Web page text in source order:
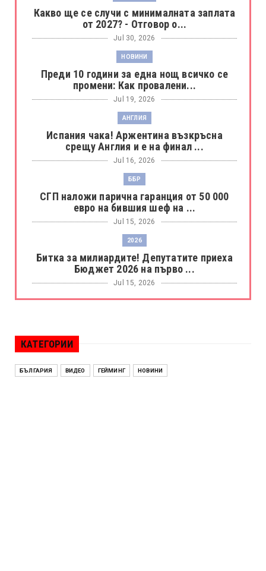
Какво ще се случи с минималната заплата
от 2027? - Отговор о...
Jul 30, 2026
НОВИНИ
Преди 10 години за една нощ всичко се
промени: Как провалени...
Jul 19, 2026
АНГЛИЯ
Испания чака! Аржентина възкръсна
срещу Англия и е на финал ...
Jul 16, 2026
ББР
СГП наложи парична гаранция от 50 000
евро на бившия шеф на ...
Jul 15, 2026
2026
Битка за милиардите! Депутатите приеха
Бюджет 2026 на първо ...
Jul 15, 2026
БОРАЦ
Без милост! Испания пречупи Франция и е
КАТЕГОРИИ
БЪЛГАРИЯ ВИДЕО ГЕЙМИНГ НОВИНИ